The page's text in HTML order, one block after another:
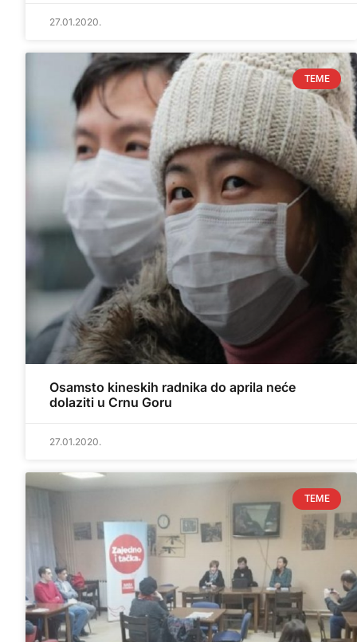
27.01.2020.
TEME
Osamsto kineskih radnika do aprila neće
dolaziti u Crnu Goru
27.01.2020.
TEME